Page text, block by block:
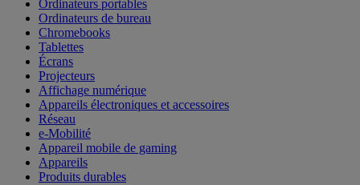
Ordinateurs portables
Ordinateurs de bureau
Chromebooks
Tablettes
Écrans
Projecteurs
Affichage numérique
Appareils électroniques et accessoires
Réseau
e-Mobilité
Appareil mobile de gaming
Appareils
Produits durables